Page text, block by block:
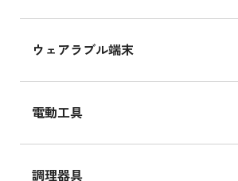
ウェアラブル端末
電動工具
調理器具